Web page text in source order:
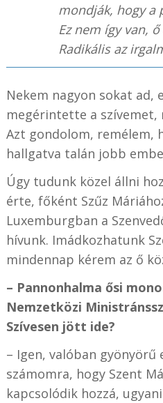
mondják, hogy a
Ez nem így van,
Radikális az
Nekem nagyon sokat ad,
megérintette a szívemet,
Azt gondolom, remélem,
hallgatva talán jobb
Úgy tudunk közel állni
érte, főként Szűz
Luxemburgban a
hívunk. Imádkozhatunk
mindennap kérem az ő
– Pannonhalma ősi
Nemzetközi
Szívesen jött ide?
– Igen, valóban gyönyörű
számomra, hogy Szent
kapcsolódik hozzá,